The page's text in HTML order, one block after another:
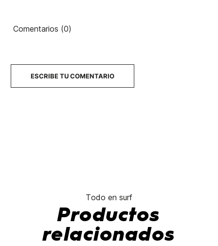
Comentarios (0)
ESCRIBE TU COMENTARIO
Todo en surf
Productos
relacionados